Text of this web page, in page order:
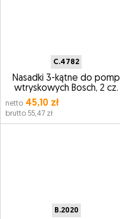
C.4782
Nasadki 3-kątne do pomp
wtryskowych Bosch, 2 cz.
netto 45,10 zł
brutto 55,47 zł
B.2020